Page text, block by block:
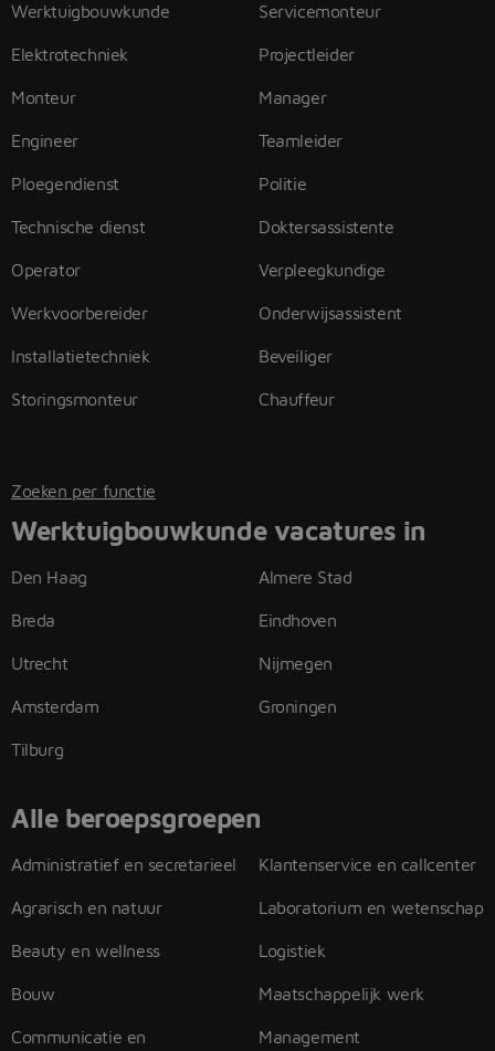
Werktuigbouwkunde
Elektrotechniek
Monteur
Engineer
Ploegendienst
Technische dienst
Operator
Werkvoorbereider
Installatietechniek
Storingsmonteur
Servicemonteur
Projectleider
Manager
Teamleider
Politie
Doktersassistente
Verpleegkundige
Onderwijsassistent
Beveiliger
Chauffeur
Zoeken per functie
Werktuigbouwkunde vacatures in
Den Haag
Breda
Utrecht
Amsterdam
Tilburg
Almere Stad
Eindhoven
Nijmegen
Groningen
Alle beroepsgroepen
Administratief en secretarieel
Agrarisch en natuur
Beauty en wellness
Bouw
Communicatie en
Klantenservice en callcenter
Laboratorium en wetenschap
Logistiek
Maatschappelijk werk
Management